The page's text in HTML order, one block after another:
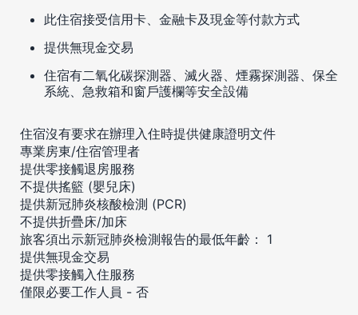
此住宿接受信用卡、金融卡及現金等付款方式
提供無現金交易
住宿有二氧化碳探測器、滅火器、煙霧探測器、保全
系統、急救箱和窗戶護欄等安全設備
住宿沒有要求在辦理入住時提供健康證明文件
專業房東/住宿管理者
提供零接觸退房服務
不提供搖籃 (嬰兒床)
提供新冠肺炎核酸檢測 (PCR)
不提供折疊床/加床
旅客須出示新冠肺炎檢測報告的最低年齡： 1
提供無現金交易
提供零接觸入住服務
僅限必要工作人員 - 否